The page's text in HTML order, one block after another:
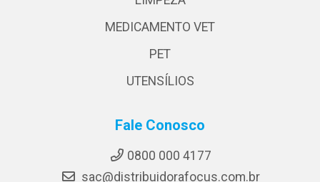
MEDICAMENTO VET
PET
UTENSÍLIOS
Fale Conosco
0800 000 4177
sac@distribuidorafocus.com.br